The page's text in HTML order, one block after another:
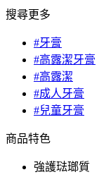
搜尋更多
#牙膏
#高露潔牙膏
#高露潔
#成人牙膏
#兒童牙膏
商品特色
強護琺瑯質